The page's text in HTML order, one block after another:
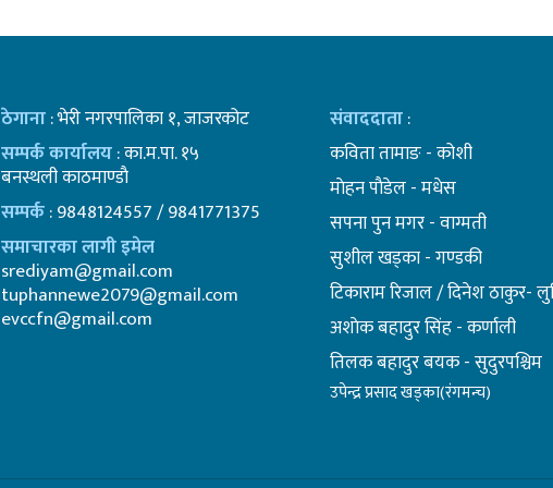
ठेगाना: भेरी नगरपालिका १, जाजरकोट
सम्पर्क कार्यालय: का.म.पा. १५
बनस्थली काठमाण्डाै
सम्पर्क: 9848124557 / 9841771375
समाचारका लागी इमेल
srediyam@gmail.com
tuphannewe2079@gmail.com
evccfn@gmail.com
संवाददाता:
कविता तामाङ - कोशी
माेहन पाैडेल - मधेस
सपना पुन मगर - वाग्मती
सुशील खड्का - गण्डकी
टिकाराम रिजाल / दिनेश ठाकुर-
अशाेक बहादुर सिंह - कर्णाली
तिलक बहादुर बयक - सुदुरपश्चिम
उपेन्द्र प्रसाद खड्का(रंगमन्च)